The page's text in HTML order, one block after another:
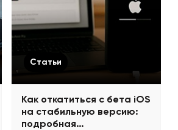
Статьи
Как откатиться с бета iOS
на стабильную версию:
подробная…